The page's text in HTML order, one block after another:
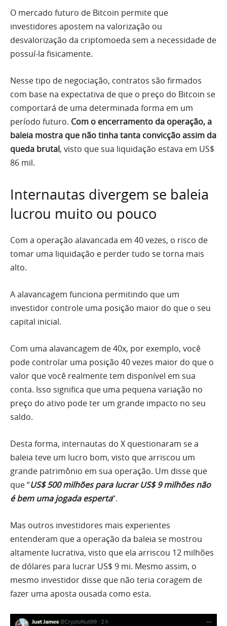
O mercado futuro de Bitcoin permite que
investidores apostem na valorização ou
desvalorização da criptomoeda sem a necessidade de
possuí-la fisicamente.
Nesse tipo de negociação, contratos são firmados
com base na expectativa de que o preço do Bitcoin se
comportará de uma determinada forma em um
período futuro. Com o encerramento da operação, a
baleia mostra que não tinha tanta convicção assim da
queda brutal, visto que sua liquidação estava em US$
86 mil.
Internautas divergem se baleia
lucrou muito ou pouco
Com a operação alavancada em 40 vezes, o risco de
tomar uma liquidação e perder tudo se torna mais
alto.
A alavancagem funciona permitindo que um
investidor controle uma posição maior do que o seu
capital inicial.
Com uma alavancagem de 40x, por exemplo, você
pode controlar uma posição 40 vezes maior do que o
valor que você realmente tem disponível em sua
conta. Isso significa que uma pequena variação no
preço do ativo pode ter um grande impacto no seu
saldo.
Desta forma, internautas do X questionaram se a
baleia teve um lucro bom, visto que arriscou um
grande patrimônio em sua operação. Um disse que
que “US$ 500 milhões para lucrar US$ 9 milhões não
é bem uma jogada esperta“.
Mas outros investidores mais experientes
entenderam que a operação da baleia se mostrou
altamente lucrativa, visto que ela arriscou 12 milhões
de dólares para lucrar US$ 9 mi. Mesmo assim, o
mesmo investidor disse que não teria coragem de
fazer uma aposta ousada como esta.